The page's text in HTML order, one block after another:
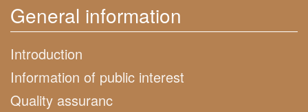
General information
Introduction
Information of public interest
Quality assuranc